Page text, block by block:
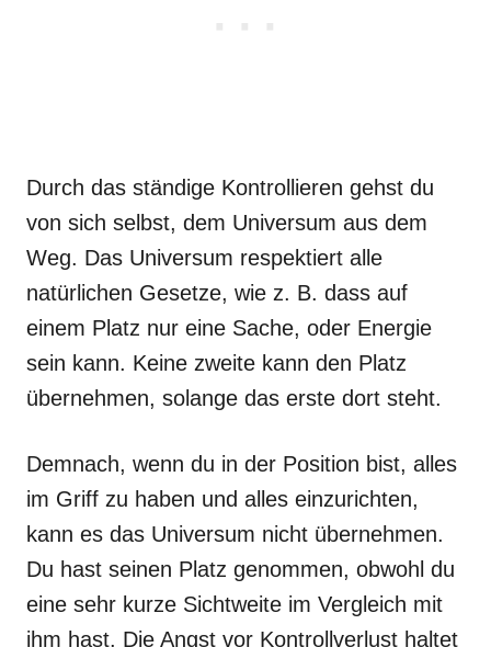
Durch das ständige Kontrollieren gehst du
von sich selbst, dem Universum aus dem
Weg. Das Universum respektiert alle
natürlichen Gesetze, wie z. B. dass auf
einem Platz nur eine Sache, oder Energie
sein kann. Keine zweite kann den Platz
übernehmen, solange das erste dort steht.
Demnach, wenn du in der Position bist, alles
im Griff zu haben und alles einzurichten,
kann es das Universum nicht übernehmen.
Du hast seinen Platz genommen, obwohl du
eine sehr kurze Sichtweite im Vergleich mit
ihm hast. Die Angst vor Kontrollverlust haltet